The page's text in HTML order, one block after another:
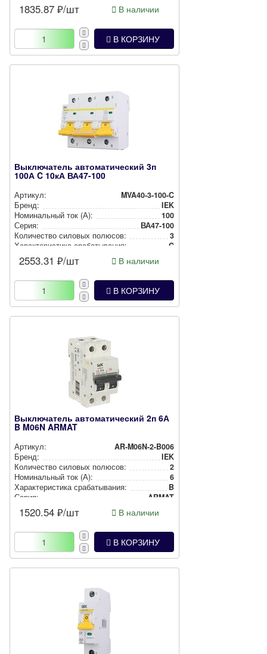
1835.87 ₽/шт В наличии
В КОРЗИНУ
Выключатель автоматический 3п
100А C 10кА ВА47-100
Артикул:
MVA40-3-100-C
Бренд:
IEK
Номи­наль­ный ток (А):
100
Серия:
ВА47-100
Количество силовых полюсов:
3
Харак­те­рис­ти­ка сра­ба­ты­ва­ния:
C
2553.31 ₽/шт В наличии
В КОРЗИНУ
Выключатель автоматический 2п 6А
B M06N ARMAT
Артикул:
AR-M06N-2-B006
Бренд:
IEK
Количество силовых полюсов:
2
Номи­наль­ный ток (А):
6
Харак­те­рис­ти­ка сра­ба­ты­ва­ния:
B
Серия:
ARMAT
1520.54 ₽/шт В наличии
В КОРЗИНУ